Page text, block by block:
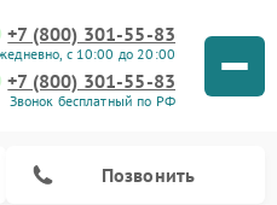
+7 (800) 301-55-83
с 10:00 до 20:00
+7 (800) 301-55-83
Звонок бесплатный по РФ
Позвонить